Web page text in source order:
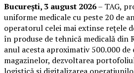
București, 3 august 2026– TAG,
uniforme medicale cu peste 20 de
operatorul celei mai extinse rețele
în produse de tehnică medicală din
anul acesta aproximativ 500.000
magazinelor, dezvoltarea